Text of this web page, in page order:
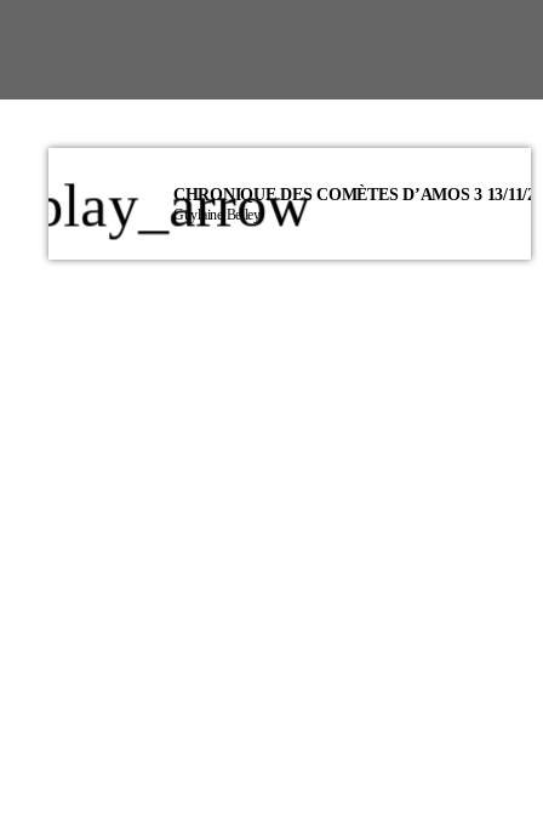
play_arrow
CHRONIQUE DES COMÈTES D’AMOS 3 13/11/
Guylaine Belley